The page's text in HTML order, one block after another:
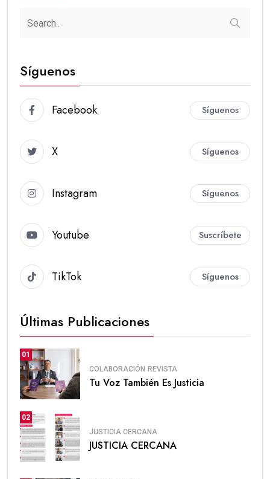
Síguenos
Facebook Síguenos
X Síguenos
Instagram Síguenos
Youtube Suscríbete
TikTok Síguenos
Últimas Publicaciones
01
COLABORACIÓN REVISTA
Tu Voz También Es Justicia
02
JUSTICIA CERCANA
JUSTICIA CERCANA